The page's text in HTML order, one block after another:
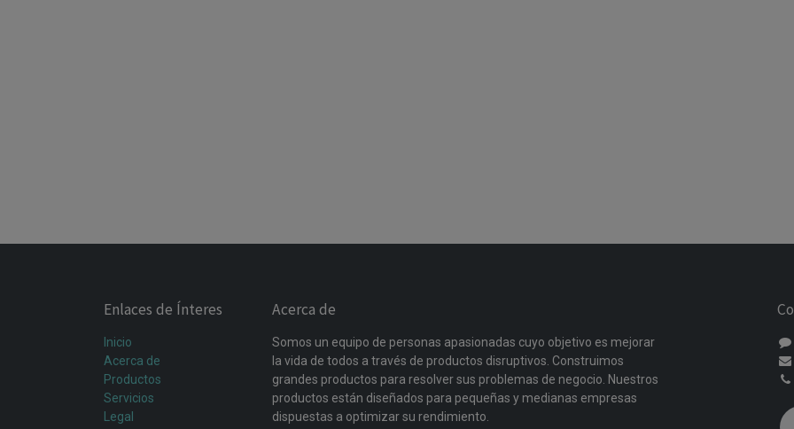
Enlaces de Ínteres
Inicio
Acerca de
Productos
Servicios
Legal
Acerca de
Somos un equipo de personas apasionadas cuyo objetivo es mejorar
la vida de todos a través de productos disruptivos. Construimos
grandes productos para resolver sus problemas de negocio. Nuestros
productos están diseñados para pequeñas y medianas empresas
dispuestas a optimizar su rendimiento.